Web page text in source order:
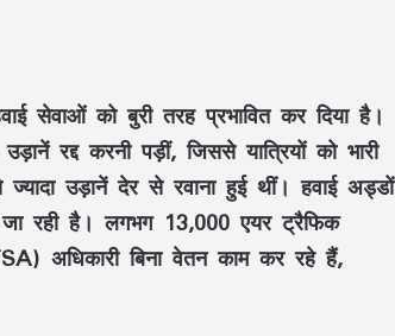
सेवाओं को बुरी तरह प्रभावित कर दिया है।
रद्द करनी पड़ीं, जिससे यात्रियों को भारी
ज्यादा उड़ानें देर से रवाना हुई थीं। हवाई अड्डों
जा रही है। लगभग 13,000 एयर ट्रैफिक
अधिकारी बिना वेतन काम कर रहे हैं,